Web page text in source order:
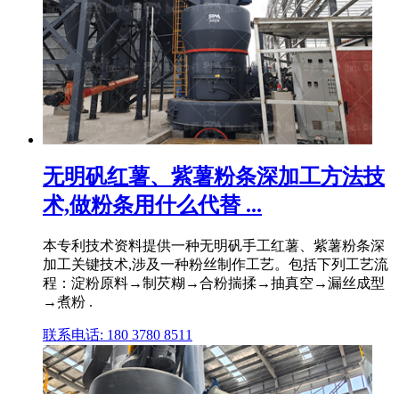
无明矾红薯、紫薯粉条深加工方法技
术,做粉条用什么代替 ...
本专利技术资料提供一种无明矾手工红薯、紫薯粉条深
加工关键技术,涉及一种粉丝制作工艺。包括下列工艺流
程：淀粉原料→制芡糊→合粉揣揉→抽真空→漏丝成型
→煮粉 .
联系电话: 180 3780 8511